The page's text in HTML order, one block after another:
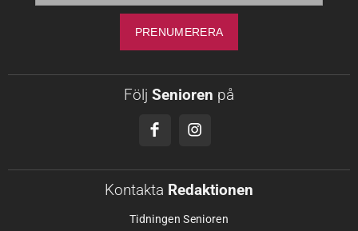
Följ Senioren på
Kontakta Redaktionen
Tidningen Senioren